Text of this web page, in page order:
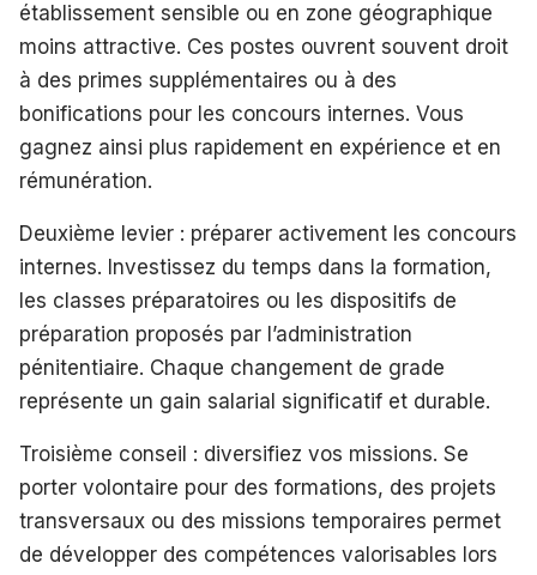
établissement sensible ou en zone géographique
moins attractive. Ces postes ouvrent souvent droit
à des primes supplémentaires ou à des
bonifications pour les concours internes. Vous
gagnez ainsi plus rapidement en expérience et en
rémunération.
Deuxième levier : préparer activement les concours
internes. Investissez du temps dans la formation,
les classes préparatoires ou les dispositifs de
préparation proposés par l’administration
pénitentiaire. Chaque changement de grade
représente un gain salarial significatif et durable.
Troisième conseil : diversifiez vos missions. Se
porter volontaire pour des formations, des projets
transversaux ou des missions temporaires permet
de développer des compétences valorisables lors